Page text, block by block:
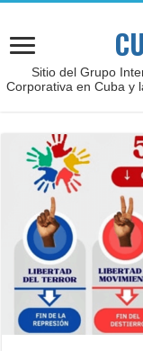
Sitio del Grupo
Corporativa en Cuba y